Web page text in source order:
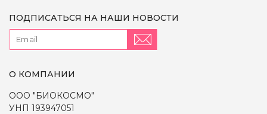
ПОДПИСАТЬСЯ НА НАШИ НОВОСТИ
О КОМПАНИИ
ООО "БИОКОСМО"
УНП 193947051